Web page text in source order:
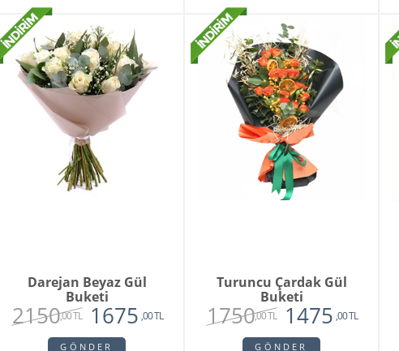
Darejan Beyaz Gül
Buketi
2150,00 TL 1675 ,00 TL
GÖNDER
Turuncu Çardak Gül
Buketi
1750,00 TL 1475 ,00 TL
GÖNDER